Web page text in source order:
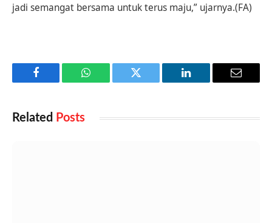
jadi semangat bersama untuk terus maju,” ujarnya.(FA)
Facebook WhatsApp Twitter LinkedIn Email
Related Posts